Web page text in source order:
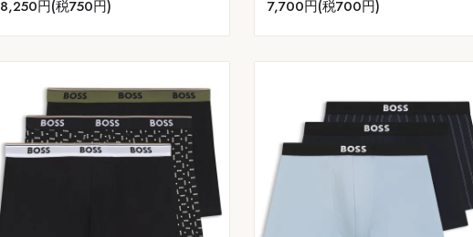
フィール・ザ・ミント)
8,250円(税750円) 7,700円(税700円)